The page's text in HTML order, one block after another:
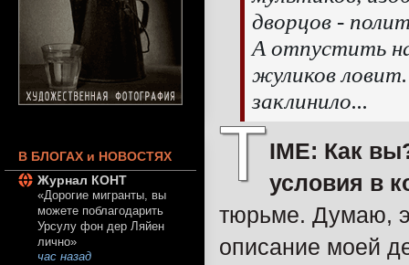
дворцов -
А отпустить
жуликов
заклинило...
ТIME: Как
условия в
тюрьме. Думаю,
описание моей
В БЛОГАХ и НОВОСТЯХ
Журнал КОНТ
«Дорогие мигранты, вы
можете поблагодарить
Урсулу фон дер Ляйен
лично»
час назад